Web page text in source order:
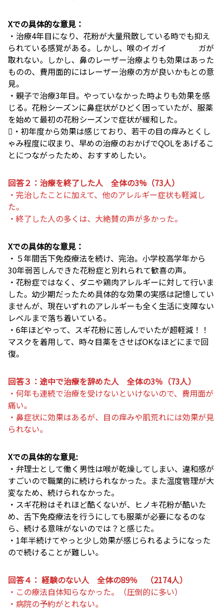
Xでの具体的な意見：
・治療4年目になり、花粉が大量飛散している時でも抑え
られている感覚がある。しかし、喉のイガイ ガが
取れない。しかし、鼻のレーザー治療よりも効果はあった
ものの、費用面的にはレーザー治療の方が良いかもとの意
見。
・親子で治療3年目。やっていなかった時よりも効果を感
じる。花粉シーズンに鼻症状がひどく困っていたが、服薬
を始めて最初の花粉シーズンで症状が緩和した。
・初年度から効果は感じており、若干の目の痒みとくし
ゃみ程度に収まり、早めの治療のおかげでQOLをあげるこ
とにつながったため、おすすめしたい。
回答２：治療を終了した人 全体の3%（73人）
・完治したことに加えて、他のアレルギー症状も軽減し
た。
・終了した人の多くは、大絶賛の声が多かった。
Xでの具体的な意見：
・５年間舌下免疫療法を続け、完治。小学校高学年から
30年弱苦しんできた花粉症と別れられて歓喜の声。
・花粉症ではなく、ダニや鶏肉アレルギーに対して行いま
した。幼少期だったため具体的な効果の実感は記憶してい
ませんが、現在いずれのアレルギーも全く生活に支障ない
レベルまで落ち着いている。
・6年ほどやって、スギ花粉に苦しんでいたが超軽減！！
マスクを着用して、時々目薬をさせばOKなほどにまで回
復。
回答３：途中で治療を辞めた人 全体の3％（73人）
・何年も連続で治療を受けないといけないので、費用面が
痛い。
・鼻症状に効果はあるが、目の痒みや肌荒れには効果が見
られない。
Xでの具体的な意見:
・弁理士として働く男性は喉が乾燥してしまい、違和感が
すごいので職業的に続けられなかった。また温度管理が大
変なため、続けられなかった。
・スギ花粉はそれほど酷くないが、ヒノキ花粉が酷いた
め、舌下免疫療法を行うにしても服薬が必要になるのな
ら、続ける意味がないのでは？と感じた。
・1年半続けてやっと少し効果が感じられるようになった
ので続けることが難しい。
回答４： 経験のない人 全体の89％ （2174人）
・この療法自体知らなかった。（圧倒的に多い）
・病院の予約がとれない。